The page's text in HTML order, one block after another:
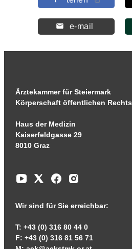
e-mail
Ärztekammer für Steiermark
Körperschaft öffentlichen Rechts
Haus der Medizin
Kaiserfeldgasse 29
8010 Graz
Wir sind für Sie erreichbar:
T: +43 (0) 316 80 44 0
F: +43 (0) 316 81 56 71